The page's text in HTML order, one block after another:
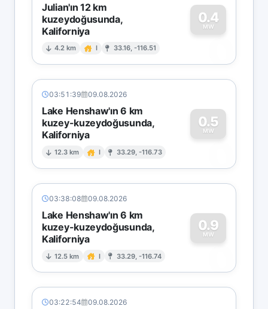
Julian'ın 12 km
kuzeydoğusunda,
Kaliforniya
4.2 km I 33.16, -116.51
0.4
MW
0
03:51:39 09.08.2026
Lake Henshaw'ın 6 km
kuzey-kuzeydoğusunda,
Kaliforniya
12.3 km I 33.29, -116.73
0.5
MW
0
03:38:08 09.08.2026
Lake Henshaw'ın 6 km
kuzey-kuzeydoğusunda,
Kaliforniya
12.5 km I 33.29, -116.74
0.9
MW
0
03:22:54 09.08.2026